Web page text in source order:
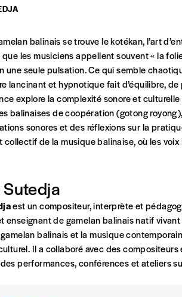
FORMULES
/an
frais de port inclus
à l'Imag
papier (livraison uniquement en
numérique
au numéro
balinais se trouve le kotékan, l’art
les musiciens appellent souvent « la
une seule pulsation. Ce qui semble
lancinant et hypnotique fait d’équilibre, de
explore la complexité sonore et
balinaises de coopération (gotong
sonores et des réflexions sur la
collectif de la musique balinaise, où les
est un compositeur, interprète et
enseignant de gamelan balinais natif
balinais et la musique
Il a collaboré avec des
performances, conférences et ateliers